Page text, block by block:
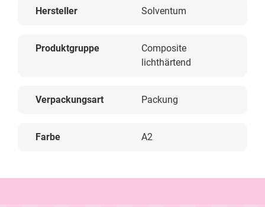
Hersteller Solventum
Produktgruppe
Composite
lichthärtend
Verpackungsart Packung
Farbe A2